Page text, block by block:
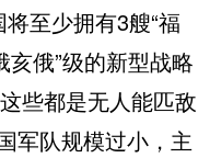
至少拥有3艘“福
亥俄”级的新型战略
些都是无人能匹敌
军队规模过小，主